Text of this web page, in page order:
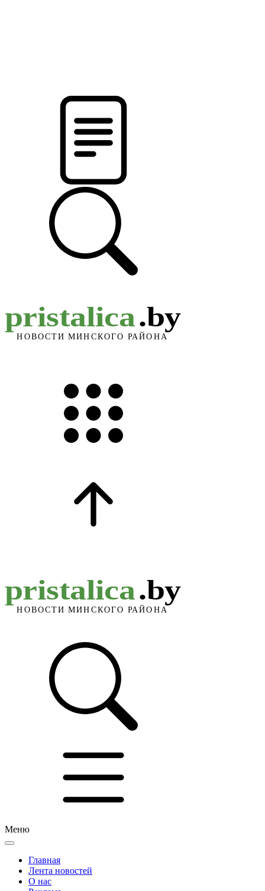
Меню
Главная
Лента новостей
О нас